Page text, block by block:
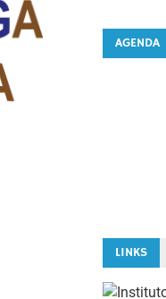
AGENDA
LINKS